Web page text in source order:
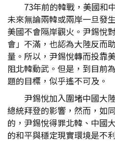
73年前的韓戰，美國和
未來無論兩韓或兩岸一旦發
美國不會隔岸觀火。尹錫悅
會」不滿，也認為大陸反而
量。所以，尹錫悅轉而投靠
阻北韓動武。但是，到目前
題的目標，似乎遙不可及。
尹錫悅加入圍堵中國大
總統拜登的影響，然而，如
的，尹錫悅得罪北韓、中國
的和平與穩定現實環境是不